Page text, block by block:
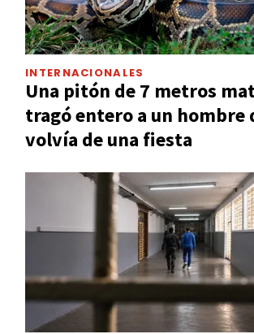
INTERNACIONALES
Una pitón de 7 metros
tragó entero a un hombre
volvía de una fiesta